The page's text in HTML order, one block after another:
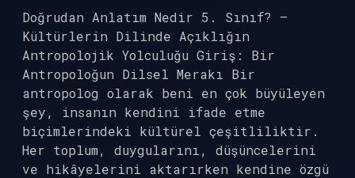
Doğrudan Anlatım Nedir 5. Sınıf? –
Kültürlerin Dilinde Açıklığın
Antropolojik Yolculuğu Giriş: Bir
Antropoloğun Dilsel Merakı Bir
antropolog olarak beni en çok büyüleyen
şey, insanın kendini ifade etme
biçimlerindeki kültürel çeşitliliktir.
Her toplum, duygularını, düşüncelerini
ve hikâyelerini aktarırken kendine özgü